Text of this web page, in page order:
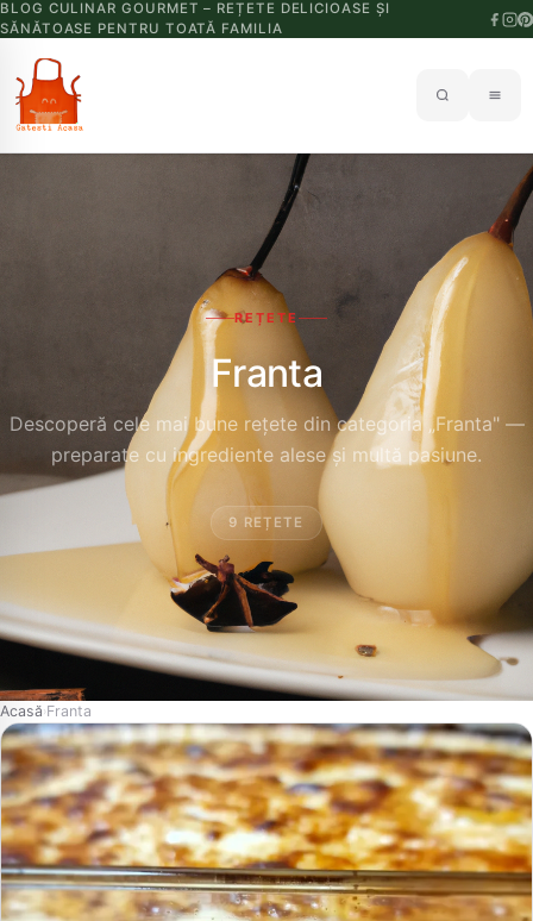
BLOG CULINAR GOURMET – REȚETE DELICIOASE ȘI
SĂNĂTOASE PENTRU TOATĂ FAMILIA
REȚETE
Franta
Descoperă cele mai bune rețete din categoria „Franta" —
preparate cu ingrediente alese și multă pasiune.
9 REȚETE
Acasă›Franta